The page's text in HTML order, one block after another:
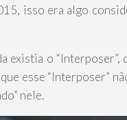
isso era algo
existia o
esse “Interposer”
nele.